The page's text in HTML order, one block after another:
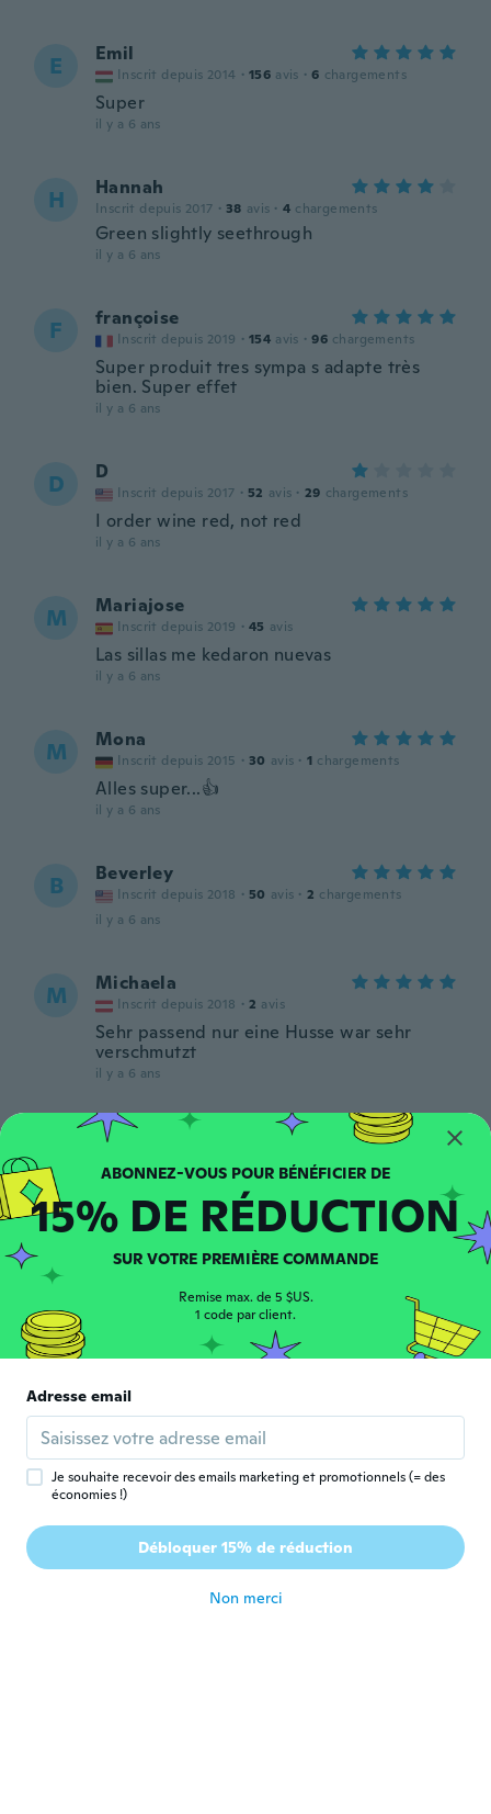
E Emil
Inscrit depuis 2014 · 156 avis · 6 chargements
Super
il y a 6 ans
H Hannah
Inscrit depuis 2017 · 38 avis · 4 chargements
Green slightly seethrough
il y a 6 ans
F françoise
Inscrit depuis 2019 · 154 avis · 96 chargements
Super produit tres sympa s adapte très
bien. Super effet
il y a 6 ans
D D
Inscrit depuis 2017 · 52 avis · 29 chargements
I order wine red, not red
il y a 6 ans
M Mariajose
Inscrit depuis 2019 · 45 avis
Las sillas me kedaron nuevas
il y a 6 ans
M Mona
Inscrit depuis 2015 · 30 avis · 1 chargements
Alles super...👍
il y a 6 ans
B Beverley
Inscrit depuis 2018 · 50 avis · 2 chargements
il y a 6 ans
M Michaela
Inscrit depuis 2018 · 2 avis
Sehr passend nur eine Husse war sehr
verschmutzt
il y a 6 ans
An
il y a 6 ans
Inscrit depuis 2017 · 2 avis · 1 chargements
El color era gray y me mandaron color vino
y un poco pequeño
L Leyre
Inscrit depuis 2017 · 14 avis · 3 chargements
Se ajustan perfectamente. Muy contenta
Johanna
Inscrit depuis 2015 · 123 avis · 2 chargements
15% DE RÉDUCTION
SUR VOTRE PREMIÈRE COMMANDE
Remise max. de 5 $US.
1 code par client.
Adresse email
Je souhaite recevoir des emails marketing et promotionnels (= des
économies !)
Débloquer 15% de réduction
Non merci